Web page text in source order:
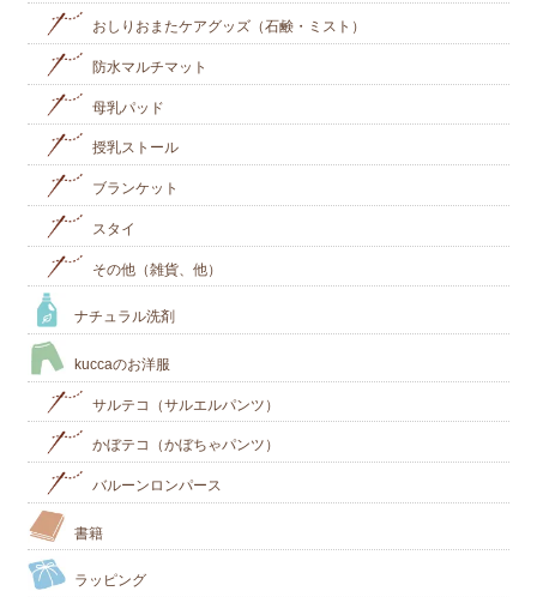
おしりおまたケアグッズ（石鹸・ミスト）
防水マルチマット
母乳パッド
授乳ストール
ブランケット
スタイ
その他（雑貨、他）
ナチュラル洗剤
kuccaのお洋服
サルテコ（サルエルパンツ）
かぼテコ（かぼちゃパンツ）
バルーンロンパース
書籍
ラッピング